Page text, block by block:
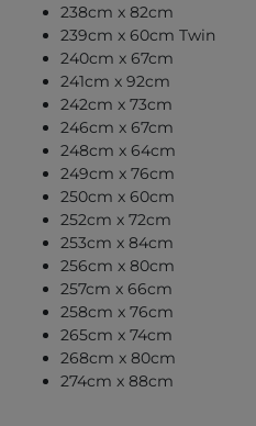
238cm x 82cm
239cm x 60cm Twin
240cm x 67cm
241cm x 92cm
242cm x 73cm
246cm x 67cm
248cm x 64cm
249cm x 76cm
250cm x 60cm
252cm x 72cm
253cm x 84cm
256cm x 80cm
257cm x 66cm
258cm x 76cm
265cm x 74cm
268cm x 80cm
274cm x 88cm